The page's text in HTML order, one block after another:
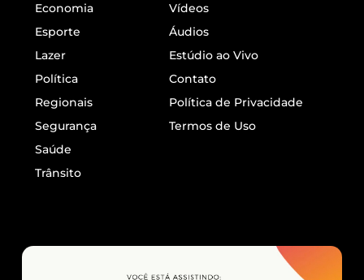
Economia
Esporte
Lazer
Política
Regionais
Segurança
Saúde
Trânsito
Vídeos
Áudios
Estúdio ao Vivo
Contato
Política de Privacidade
Termos de Uso